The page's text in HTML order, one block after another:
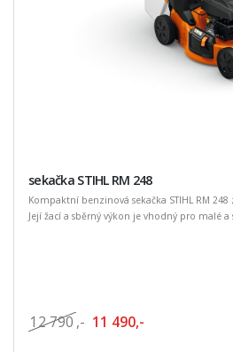
sekačka STIHL RM 248
Kompaktní benzinová sekačka STIHL RM
Její žací a sběrný výkon je vhodný pro malé a
12 790 ,- 11 490,-